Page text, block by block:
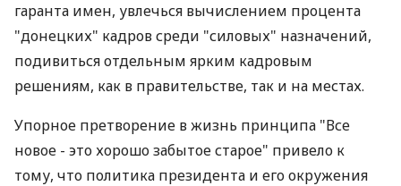
гаранта имен, увлечься вычислением процента
"донецких" кадров среди "силовых" назначений,
подивиться отдельным ярким кадровым
решениям, как в правительстве, так и на местах.
Упорное претворение в жизнь принципа "Все
новое - это хорошо забытое старое" привело к
тому, что политика президента и его окружения